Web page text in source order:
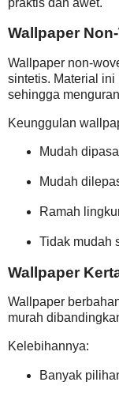
praktis dan awet.
Wallpaper
Wallpaper non-
sintetis. Material
sehingga
Keunggulan
Mudah
Mudah
Ramah
Tidak mudah
Wallpaper
Wallpaper
murah
Kelebihannya:
Banyak